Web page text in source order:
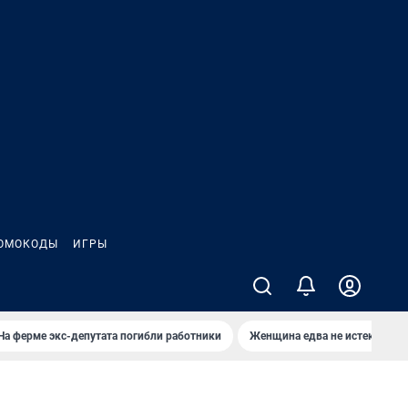
ИГРЫ
На ферме экс-депутата погибли работники Женщина едва не истекла